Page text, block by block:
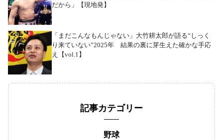
だから」【現地発】
「まだこんなもんじゃない」大竹耕太郎が語る“しっく
り来ていない”2025年 結果の裏に芽生えた確かな手応
え【vol.1】
記事カテゴリー
野球